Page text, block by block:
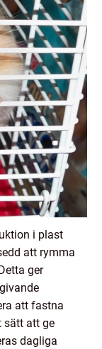
i plast
att rymma
ger
att fastna
sätt att ge
dagliga